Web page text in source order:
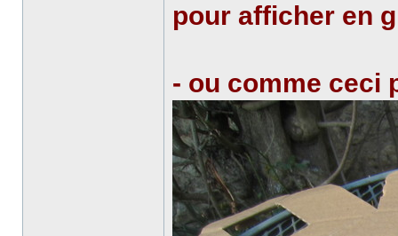
pour afficher en
- ou comme ceci